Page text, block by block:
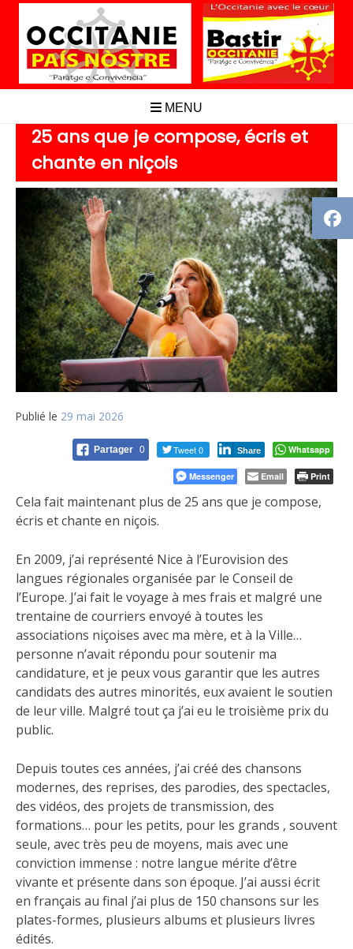
Aller
contenu
MENU
25 ans que je compose, écris et
chante en niçois
Publié le 29 mai 2026
Partager 0 Tweet 0 Share Whatsapp
Messenger Email Print
Cela fait maintenant plus de 25 ans que je compose,
écris et chante en niçois.
En 2009, j’ai représenté Nice à l’Eurovision des
langues régionales organisée par le Conseil de
l’Europe. J’ai fait le voyage à mes frais et malgré une
trentaine de courriers envoyé à toutes les
associations niçoises avec ma mère, et à la Ville…
personne n’avait répondu pour soutenir ma
candidature, et je peux vous garantir que les autres
candidats des autres minorités, eux avaient le soutien
de leur ville. Malgré tout ça j’ai eu le troisième prix du
public.
Depuis toutes ces années, j’ai créé des chansons
modernes, des reprises, des parodies, des spectacles,
des vidéos, des projets de transmission, des
formations… pour les petits, pour les grands , souvent
seule, avec très peu de moyens, mais avec une
conviction immense : notre langue mérite d’être
vivante et présente dans son époque. J’ai aussi écrit
en français au final j’ai plus de 150 chansons sur les
plates-formes, plusieurs albums et plusieurs livres
édités.